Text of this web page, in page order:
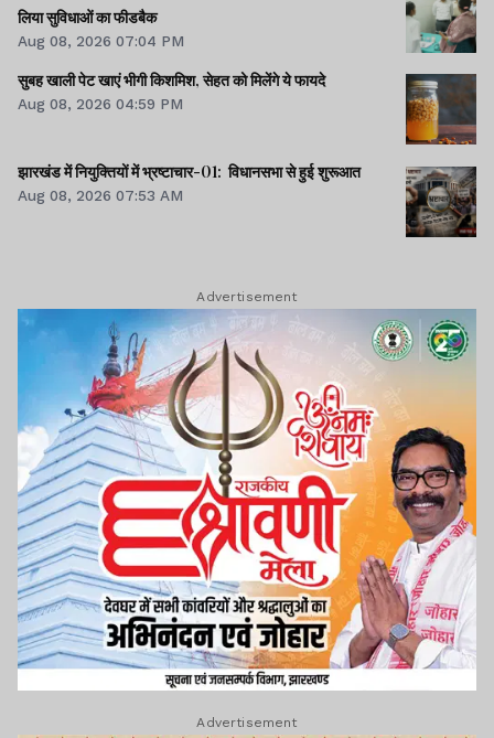
लिया सुविधाओं का फीडबैक
Aug 08, 2026 07:04 PM
सुबह खाली पेट खाएं भीगी किशमिश, सेहत को मिलेंगे ये फायदे
Aug 08, 2026 04:59 PM
झारखंड में नियुक्तियों में भ्रष्टाचार-01: विधानसभा से हुई शुरूआत
Aug 08, 2026 07:53 AM
Advertisement
Advertisement